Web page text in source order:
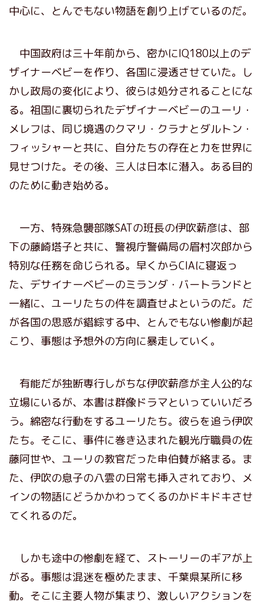
中心に、とんでもない物語を創り上げているのだ。
中国政府は三十年前から、密かにIQ180以上のデ
ザイナーベビーを作り、各国に浸透させていた。し
かし政局の変化により、彼らは処分されることにな
る。祖国に裏切られたデザイナーベビーのユーリ・
メレフは、同じ境遇のクマリ・クラナとダルトン・
フィッシャーと共に、自分たちの存在と力を世界に
見せつけた。その後、三人は日本に潜入。ある目的
のために動き始める。
一方、特殊急襲部隊SATの班長の伊吹薪彦は、部
下の藤崎塔子と共に、警視庁警備局の眉村次郎から
特別な任務を命じられる。早くからCIAに寝返っ
た、デサイナーベビーのミランダ・バートランドと
一緒に、ユーリたちの件を調査せよというのだ。だ
が各国の思惑が錯綜する中、とんでもない惨劇が起
こり、事態は予想外の方向に暴走していく。
有能だが独断専行しがちな伊吹薪彦が主人公的な
立場にいるが、本書は群像ドラマといっていいだろ
う。綿密な行動をするユーリたち。彼らを追う伊吹
たち。そこに、事件に巻き込まれた観光庁職員の佐
藤阿世や、ユーリの教官だった申伯賛が絡まる。ま
た、伊吹の息子の八雲の日常も挿入されており、メ
インの物語にどうかかわってくるのかドキドキさせ
てくれるのだ。
しかも途中の惨劇を経て、ストーリーのギアが上
がる。事態は混迷を極めたまま、千葉県某所に移
動。そこに主要人物が集まり、激しいアクションを